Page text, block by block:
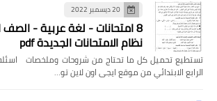
20 ديسمبر 2022
8 امتحانات - لغة عربية -
نظام الامتحانات الجديدة pdf
تستطيع تحميل كل ما تحتاج من شروحات وملخصات
الرابع الابتدائي من موقع ايجى اون لاين تو…